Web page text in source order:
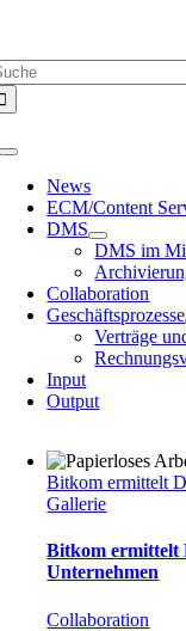
springen
Toggle
Navigation
News
ECM/Content
DMS
DMS im
Collaboration
Geschäftsprozesse
Verträge
Input
Output
Bitkom ermittelt
Gallerie
Bitkom ermittelt
Unternehmen
Collaboration